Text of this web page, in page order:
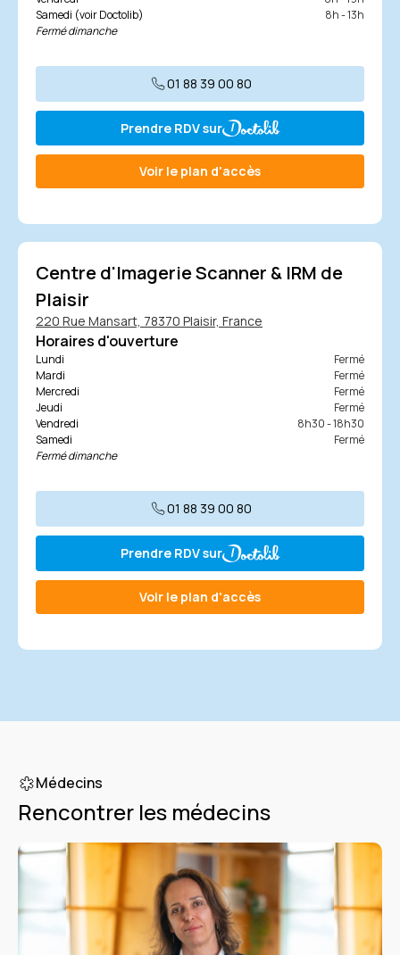
Samedi (voir Doctolib)
8h - 13h
Fermé dimanche
01 88 39 00 80
Prendre RDV sur
Voir le plan d'accès
Centre d'Imagerie Scanner & IRM de
Plaisir
220 Rue Mansart, 78370 Plaisir, France
Horaires d'ouverture
Lundi
Fermé
Mardi
Fermé
Mercredi
Fermé
Jeudi
Fermé
Vendredi
8h30 - 18h30
Samedi
Fermé
Fermé dimanche
01 88 39 00 80
Prendre RDV sur
Voir le plan d'accès
Médecins
Rencontrer les médecins